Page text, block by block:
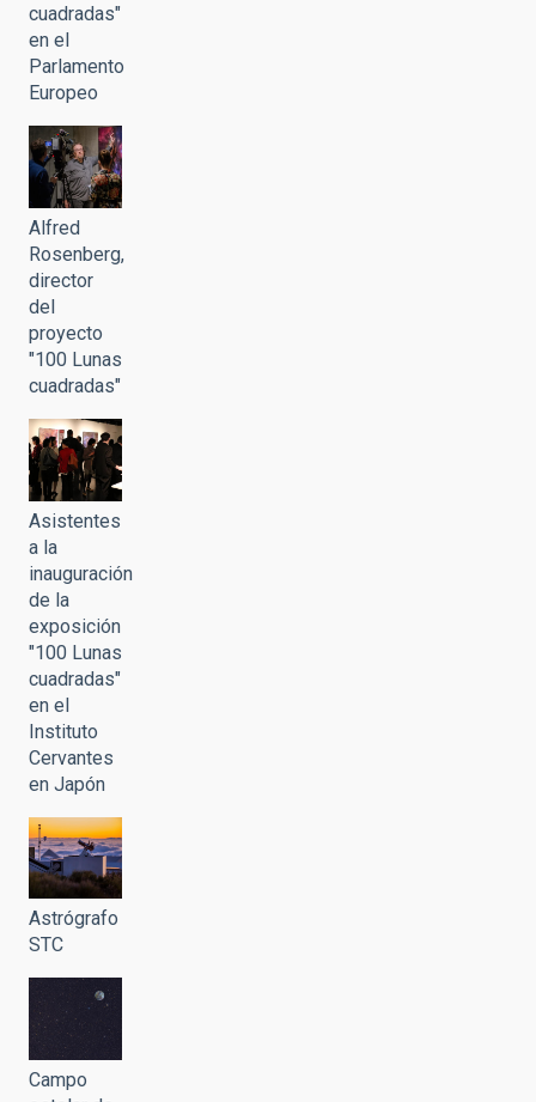
cuadradas"
en el
Parlamento
Europeo
Alfred
Rosenberg,
director
del
proyecto
"100 Lunas
cuadradas"
Asistentes
a la
inauguración
de la
exposición
"100 Lunas
cuadradas"
en el
Instituto
Cervantes
en Japón
Astrógrafo
STC
Campo